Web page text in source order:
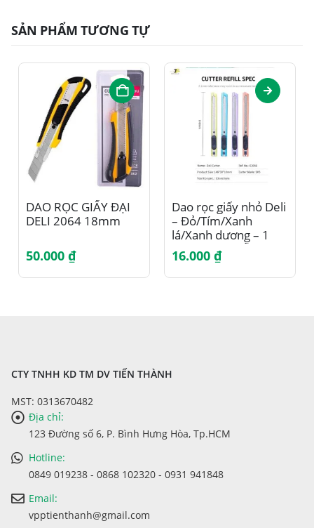
SẢN PHẨM TƯƠNG TỰ
DAO RỌC GIẤY ĐẠI
DELI 2064 18mm
50.000 ₫
Dao rọc giấy nhỏ Deli
– Đỏ/Tím/Xanh
lá/Xanh dương – 1
chiếc màu ngẫu
nhiên – E2066
16.000 ₫
CTY TNHH KD TM DV TIẾN THÀNH
MST: 0313670482
Địa chỉ:
123 Đường số 6, P. Bình Hưng Hòa, Tp.HCM
Hotline:
0849 019238 - 0868 102320 - 0931 941848
Email:
vpptienthanh@gmail.com